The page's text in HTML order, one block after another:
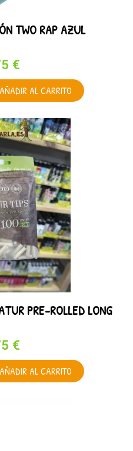
TWO RAP AZUL
€
AÑADIR AL CARRITO
PRE-ROLLED LONG
€
AÑADIR AL CARRITO